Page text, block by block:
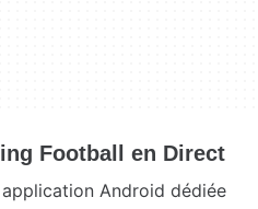
Football en Direct
Android dédiée